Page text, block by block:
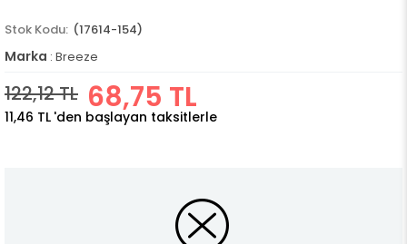
(17614-154)
Marka : Breeze
122,12 TL 68,75 TL
11,46 TL 'den başlayan taksitlerle